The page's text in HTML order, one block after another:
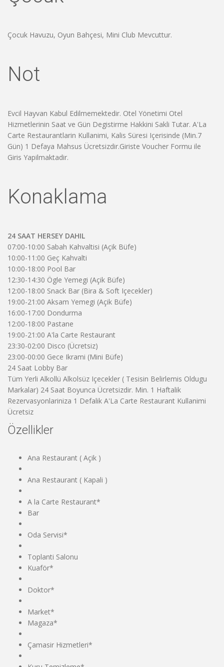
Çocuk Havuzu, Oyun Bahçesi, Mini Club Mevcuttur.
Not
Evcil Hayvan Kabul Edilmemektedir. Otel Yönetimi Otel
Hizmetlerinin Saat ve Gün Degistirme Hakkini Sakli Tutar. A'La
Carte Restaurantlarin Kullanimi, Kalis Süresi Içerisinde (Min.7
Gün) 1 Defaya Mahsus Ücretsizdir.Giriste Voucher Formu ile
Giris Yapilmaktadir.
Konaklama
24 SAAT HERSEY DAHIL
07:00-10:00 Sabah Kahvaltisi (Açik Büfe)
10:00-11:00 Geç Kahvalti
10:00-18:00 Pool Bar
12:30-14:30 Ögle Yemegi (Açik Büfe)
12:00-18:00 Snack Bar (Bira & Soft Içecekler)
19:00-21:00 Aksam Yemegi (Açik Büfe)
16:00-17:00 Dondurma
12:00-18:00 Pastane
19:00-21:00 A'la Carte Restaurant
23:30-02:00 Disco (Ücretsiz)
23:00-00:00 Gece Ikrami (Mini Büfe)
24 Saat Lobby Bar
Tüm Yerli Alkollü Alkolsüz Içecekler ( Tesisin Belirlemis Oldugu
Markalar) 24 Saat Boyunca Ücretsizdir. Min. 1 Haftalik
Rezervasyonlariniza 1 Defalik A'La Carte Restaurant Kullanimi
Ücretsiz
Özellikler
Ana Restaurant ( Açik )
Ana Restaurant ( Kapali )
A la Carte Restaurant*
Bar
Oda Servisi*
Toplanti Salonu
Kuaför*
Doktor*
Market*
Magaza*
Çamasir Hizmetleri*